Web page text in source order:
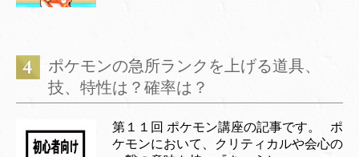
ポケモンの急所ランクを上げる道具、
技、特性は？確率は？
第１１回 ポケモン講座の記事です。 ポ
ケモンにおいて、クリティカルや会心の